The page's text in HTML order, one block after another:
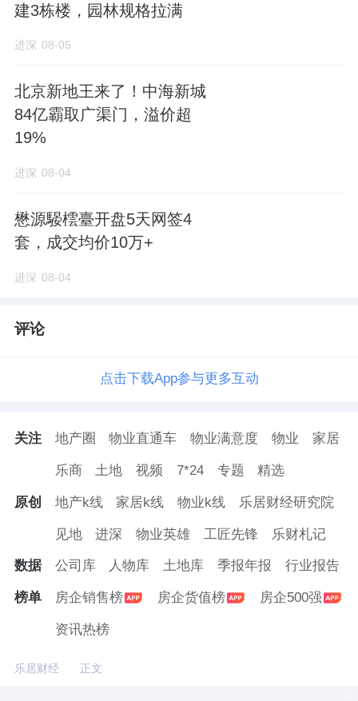
建3栋楼，园林规格拉满
进深 08-05
北京新地王来了！中海新城
84亿霸取广渠门，溢价超
19%
进深 08-04
懋源騴橒臺开盘5天网签4
套，成交均价10万+
进深 08-04
评论
点击下载App参与更多互动
关注 地产圈 物业直通车 物业满意度 物业 家居
乐商 土地 视频 7*24 专题 精选
原创 地产k线 家居k线 物业k线 乐居财经研究院
见地 进深 物业英雄 工匠先锋 乐财札记
数据 公司库 人物库 土地库 季报年报 行业报告
榜单 房企销售榜 房企货值榜 房企500强
资讯热榜
乐居财经 正文